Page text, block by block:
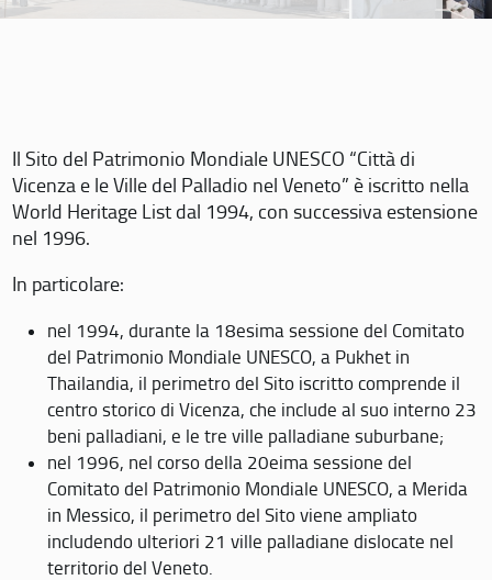
Il Sito del Patrimonio Mondiale UNESCO “Città di
Vicenza e le Ville del Palladio nel Veneto” è iscritto nella
World Heritage List dal 1994, con successiva estensione
nel 1996.
In particolare:
nel 1994, durante la 18esima sessione del Comitato
del Patrimonio Mondiale UNESCO, a Pukhet in
Thailandia, il perimetro del Sito iscritto comprende il
centro storico di Vicenza, che include al suo interno 23
beni palladiani, e le tre ville palladiane suburbane;
nel 1996, nel corso della 20eima sessione del
Comitato del Patrimonio Mondiale UNESCO, a Merida
in Messico, il perimetro del Sito viene ampliato
includendo ulteriori 21 ville palladiane dislocate nel
territorio del Veneto.